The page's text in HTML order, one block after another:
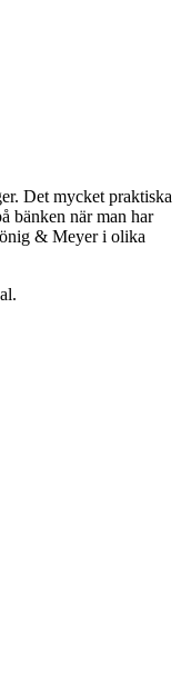
Det mycket praktiska
bänken när man har
& Meyer i olika